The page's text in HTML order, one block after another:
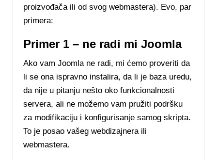
proizvođača ili od svog webmastera). Evo, par
primera:
Primer 1 – ne radi mi Joomla
Ako vam Joomla ne radi, mi ćemo proveriti da
li se ona ispravno instalira, da li je baza uredu,
da nije u pitanju nešto oko funkcionalnosti
servera, ali ne možemo vam pružiti podršku
za modifikaciju i konfigurisanje samog skripta.
To je posao vašeg webdizajnera ili
webmastera.